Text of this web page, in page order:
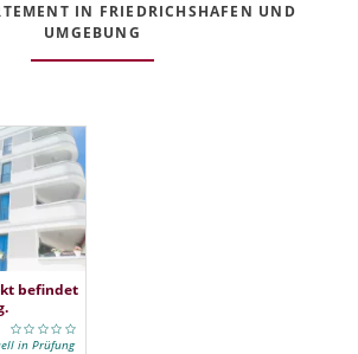
IN FRIEDRICHSHAFEN UND
UMGEBUNG
befindet
in Prüfung